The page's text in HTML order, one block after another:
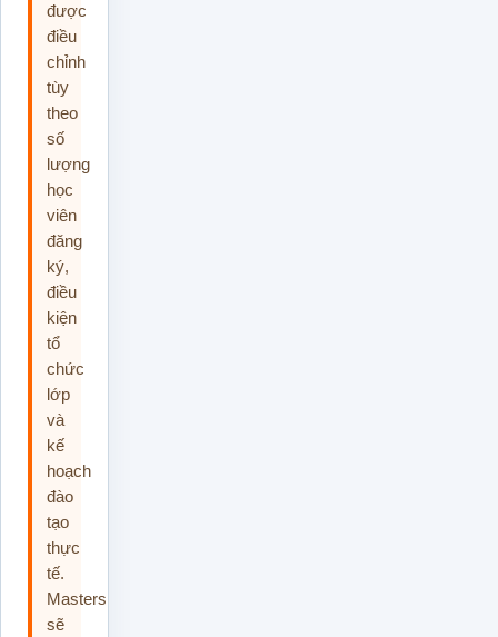
được
điều
chỉnh
tùy
theo
số
lượng
học
viên
đăng
ký,
điều
kiện
tổ
chức
lớp
và
kế
hoạch
đào
tạo
thực
tế.
Masterskills
sẽ